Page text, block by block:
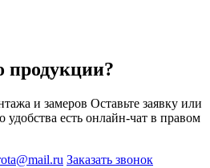
продукции?
и замеров Оставьте заявку или
удобства есть онлайн-чат в правом
Заказать звонок